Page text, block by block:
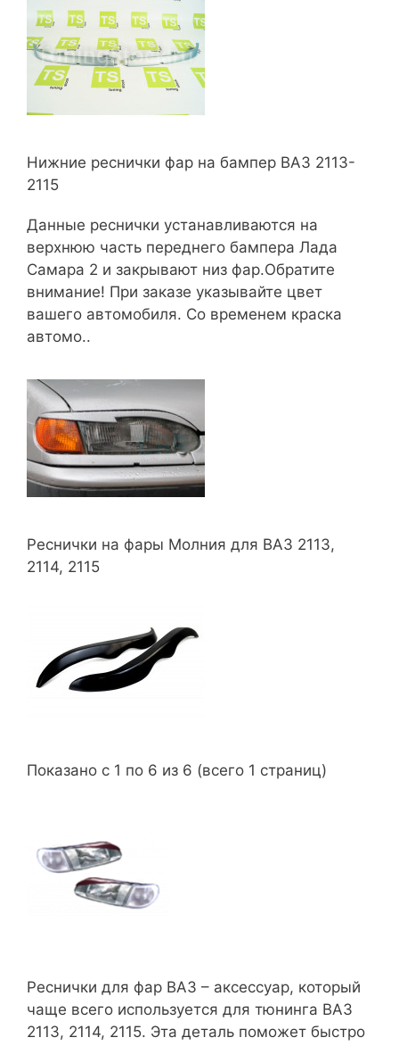
Нижние реснички фар на бампер ВАЗ 2113-
2115
Данные реснички устанавливаются на
верхнюю часть переднего бампера Лада
Самара 2 и закрывают низ фар.Обратите
внимание! При заказе указывайте цвет
вашего автомобиля. Со временем краска
автомо..
Реснички на фары Молния для ВАЗ 2113,
2114, 2115
Показано с 1 по 6 из 6 (всего 1 страниц)
Реснички для фар ВАЗ – аксессуар, который
чаще всего используется для тюнинга ВАЗ
2113, 2114, 2115. Эта деталь поможет быстро